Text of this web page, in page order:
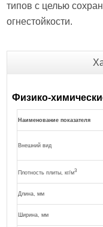
типов с целью
огнестойкости.
Физико-
Наименование показателя
Внешний вид
Плотность плиты, кг/м3
Длина, мм
Ширина, мм